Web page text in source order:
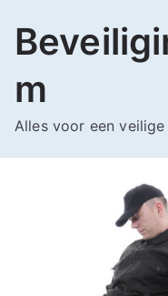
naar
inhoud
m
Alles voor een